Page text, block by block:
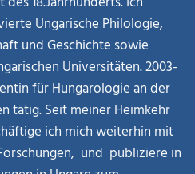
Ungarische Philologie,
und Geschichte sowie
Universitäten. 2003-
für Hungarologie an der
tätig. Seit meiner Heimkehr
ich mich weiterhin mit
und publiziere in